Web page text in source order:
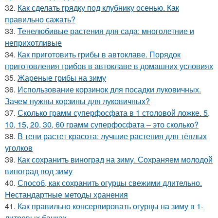
32. Как сделать грядку под клубнику осенью. Как
правильно сажать?
33. Тенелюбивые растения для сада: многолетние и
неприхотливые
34. Как приготовить грибы в автоклаве. Порядок
приготовления грибов в автоклаве в домашних условиях
35. Жареные грибы на зиму
36. Использование корзинок для посадки луковичных.
Зачем нужны корзины для луковичных?
37. Сколько грамм суперфосфата в 1 столовой ложке. 5,
10, 15, 20, 30, 60 грамм суперфосфата – это сколько?
38. В тени растет красота: лучшие растения для тёплых
уголков
39. Как сохранить виноград на зиму. Сохраняем молодой
виноград под зиму
40. Способ, как сохранить огурцы свежими длительно.
Нестандартные методы хранения
41. Как правильно консервировать огурцы на зиму в 1-